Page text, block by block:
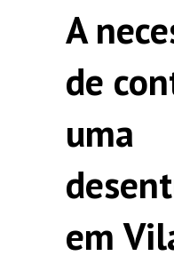
A
de
uma
em